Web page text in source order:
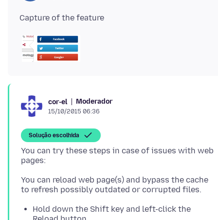
cor-el Moderador
15/10/2015 06:36
Solução escolhida
You can try these steps in case of issues with web
You can reload web page(s) and bypass the cache
Hold down the Shift key and left-click the